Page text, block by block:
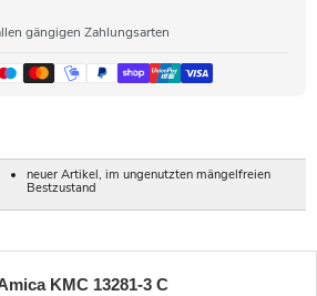
gängigen Zahlungsarten
neuer Artikel, im ungenutzten mängelfreien
Bestzustand
KMC 13281-3 C